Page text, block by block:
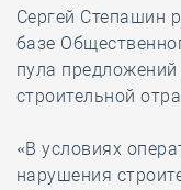
Сергей Степашин
базе
пула
строительной
«В условиях
нарушения